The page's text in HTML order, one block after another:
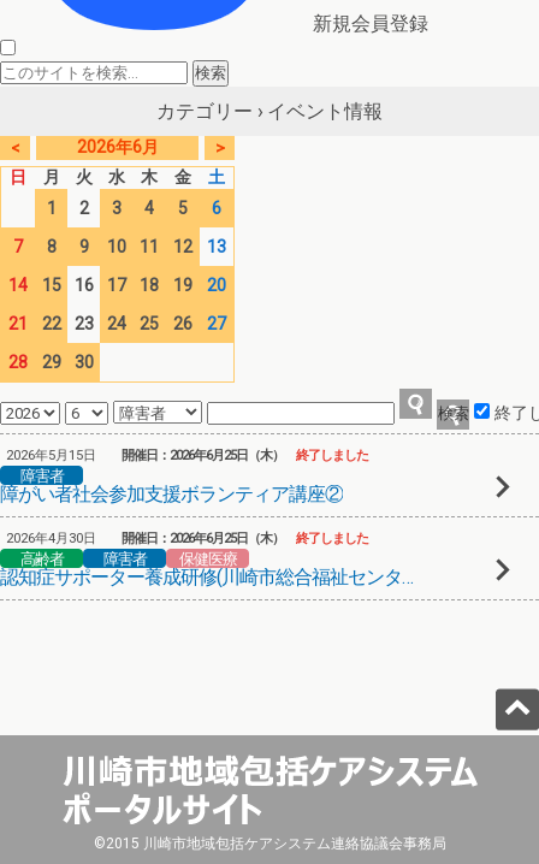
新規会員登録
カテゴリー › イベント情報
< 2026年6月
>
日
月 火 水 木 金
土
1
2 3 4 5
6
7
8 9 10 11 12
13
14
15 16 17 18 19
20
21
22 23 24 25 26
27
28
29 30
終了
2026年5月15日
障害者
障がい者社会参加支援ボランティア講座②
開催日：2026年6月25日（木） 終了しました
2026年4月30日
高齢者 障害者 保健医療
認知症サポーター養成研修(川崎市総合福祉センター)②
開催日：2026年6月25日（木） 終了しました
©2015 川崎市地域包括ケアシステム連絡協議会事務局